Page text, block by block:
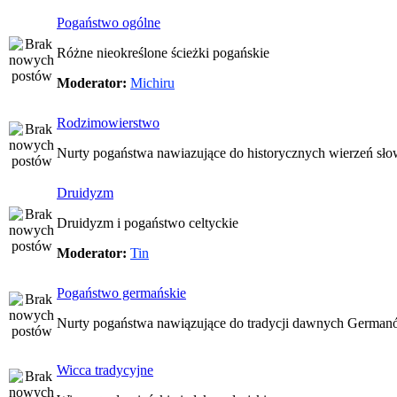
Pogaństwo ogólne
Różne nieokreślone ścieżki pogańskie
Moderator: Michiru
Rodzimowierstwo
Nurty pogaństwa nawiazujące do historycznych wierzeń
Druidyzm
Druidyzm i pogaństwo celtyckie
Moderator: Tin
Pogaństwo germańskie
Nurty pogaństwa nawiązujące do tradycji dawnych
Wicca tradycyjne